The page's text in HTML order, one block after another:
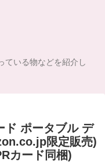
ている物などを紹介し
ド ポータブル デ
限定販売)
カード同梱)